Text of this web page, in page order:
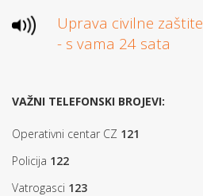
Uprava civilne zaštite
- s vama 24 sata
VAŽNI TELEFONSKI BROJEVI:
Operativni centar CZ 121
Policija 122
Vatrogasci 123